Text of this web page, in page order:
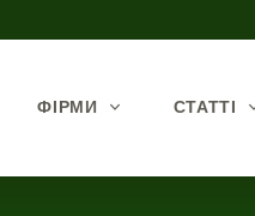
ФІРМИ СТАТТІ